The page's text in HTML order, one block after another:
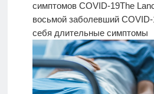
симптомов COVID-19The
восьмой заболевший
себя длительные симптомы